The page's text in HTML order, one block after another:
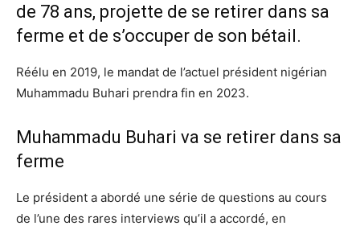
de 78 ans, projette de se retirer dans sa
ferme et de s’occuper de son bétail.
Réélu en 2019, le mandat de l’actuel président nigérian
Muhammadu Buhari prendra fin en 2023.
Muhammadu Buhari va se retirer dans sa
ferme
Le président a abordé une série de questions au cours
de l’une des rares interviews qu’il a accordé, en